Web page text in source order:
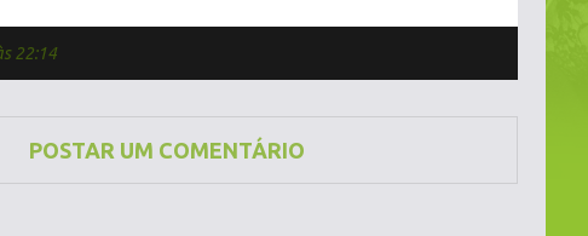
22:14
POSTAR UM COMENTÁRIO